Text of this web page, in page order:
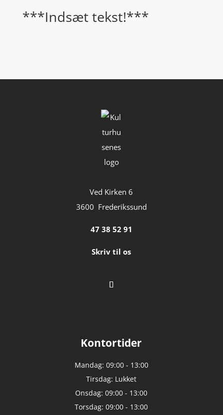
***Indsæt tekst!***
Ved Kirken 6
3600 Frederikssund
47 38 52 91
Skriv til os
Kontortider
Mandag: 09:00 - 13:00
Tirsdag: Lukket
Onsdag: 09:00 - 13:00
Torsdag: 09:00 - 13:00